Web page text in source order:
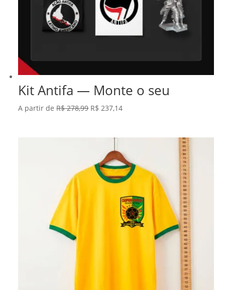
Kit Antifa — Monte o seu
A partir deR$278,99 O
R$ 278,99.
R$ 237,14O
R$ 237,14.